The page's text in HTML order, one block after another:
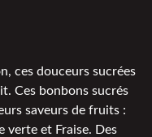
ces douceurs sucrées
Ces bonbons sucrés
saveurs de fruits :
verte et Fraise. Des